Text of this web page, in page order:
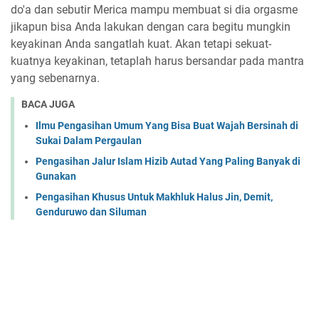
do'a dan sebutir Merica mampu membuat si dia orgasme
jikapun bisa Anda lakukan dengan cara begitu mungkin
keyakinan Anda sangatlah kuat. Akan tetapi sekuat-
kuatnya keyakinan, tetaplah harus bersandar pada mantra
yang sebenarnya.
BACA JUGA
Ilmu Pengasihan Umum Yang Bisa Buat Wajah Bersinah di
Sukai Dalam Pergaulan
Pengasihan Jalur Islam Hizib Autad Yang Paling Banyak di
Gunakan
Pengasihan Khusus Untuk Makhluk Halus Jin, Demit,
Genduruwo dan Siluman